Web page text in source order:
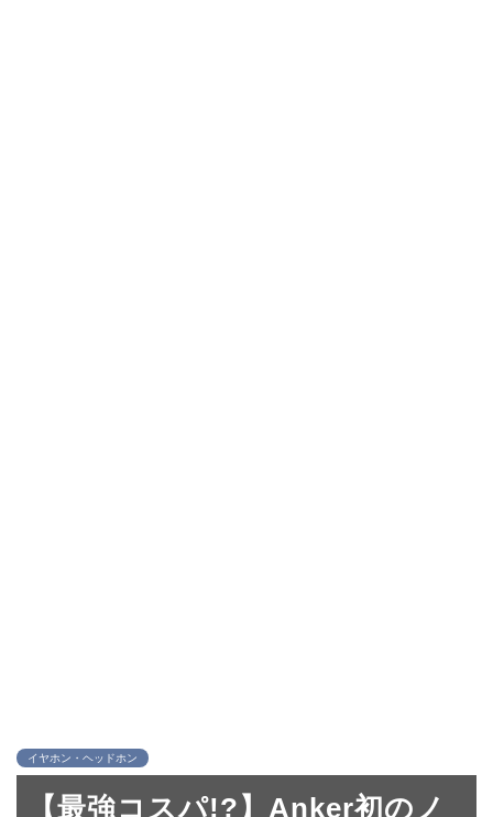
イヤホン・ヘッドホン
【最強コスパ!?】Anker初のノ